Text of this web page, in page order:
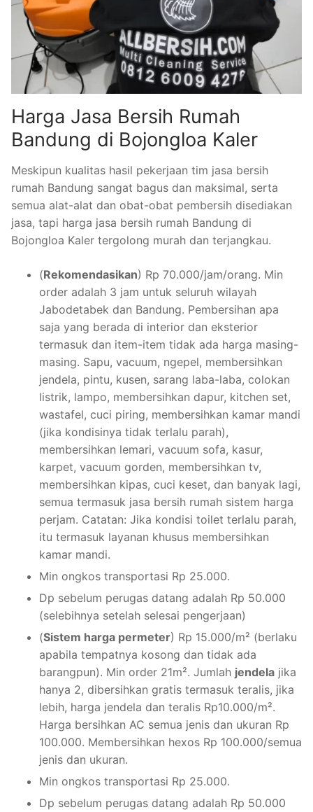
Harga Jasa Bersih Rumah
Bandung di Bojongloa Kaler
Meskipun kualitas hasil pekerjaan tim jasa bersih
rumah Bandung sangat bagus dan maksimal, serta
semua alat-alat dan obat-obat pembersih disediakan
jasa, tapi harga jasa bersih rumah Bandung di
Bojongloa Kaler tergolong murah dan terjangkau.
(Rekomendasikan) Rp 70.000/jam/orang. Min
order adalah 3 jam untuk seluruh wilayah
Jabodetabek dan Bandung. Pembersihan apa
saja yang berada di interior dan eksterior
termasuk dan item-item tidak ada harga masing-
masing. Sapu, vacuum, ngepel, membersihkan
jendela, pintu, kusen, sarang laba-laba, colokan
listrik, lampo, membersihkan dapur, kitchen set,
wastafel, cuci piring, membersihkan kamar mandi
(jika kondisinya tidak terlalu parah),
membersihkan lemari, vacuum sofa, kasur,
karpet, vacuum gorden, membersihkan tv,
membersihkan kipas, cuci keset, dan banyak lagi,
semua termasuk jasa bersih rumah sistem harga
perjam. Catatan: Jika kondisi toilet terlalu parah,
itu termasuk layanan khusus membersihkan
kamar mandi.
Min ongkos transportasi Rp 25.000.
Dp sebelum perugas datang adalah Rp 50.000
(selebihnya setelah selesai pengerjaan)
(Sistem harga permeter) Rp 15.000/m² (berlaku
apabila tempatnya kosong dan tidak ada
barangpun). Min order 21m². Jumlah jendela jika
hanya 2, dibersihkan gratis termasuk teralis, jika
lebih, harga jendela dan teralis Rp10.000/m².
Harga bersihkan AC semua jenis dan ukuran Rp
100.000. Membersihkan hexos Rp 100.000/semua
jenis dan ukuran.
Min ongkos transportasi Rp 25.000.
Dp sebelum perugas datang adalah Rp 50.000